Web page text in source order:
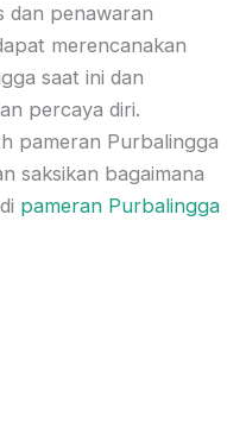
dan penawaran
merencanakan
saat ini dan
percaya diri.
pameran Purbalingga
saksikan bagaimana
pameran Purbalingga